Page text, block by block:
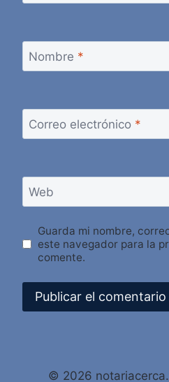
Nombre *
Correo electrónico *
Web
Guarda mi nombre,
este navegador para la
comente.
© 2026